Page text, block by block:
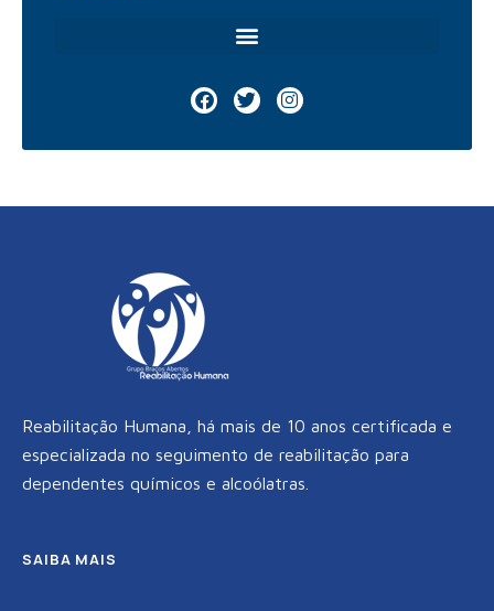
F
a
e
o
T
w
t
r
I
n
t
r
Reabilitação Humana, há mais de 10 anos certificada e
especializada no seguimento de reabilitação para
dependentes químicos e alcoólatras.
SAIBA MAIS